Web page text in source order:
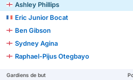
Ashley Phillips
Eric Junior Bocat
Ben Gibson
Sydney Agina
Raphael-Pijus Otegbayo
Gardiens de but